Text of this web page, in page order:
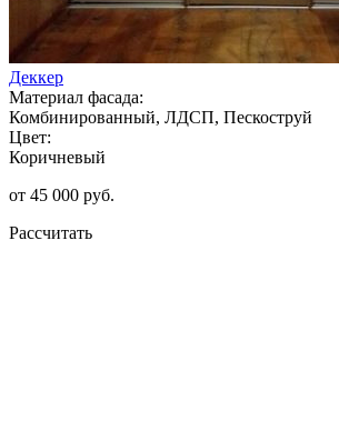
Деккер
Материал фасада:
Комбинированный, ЛДСП, Пескоструй
Цвет:
Коричневый
от 45 000 руб.
Рассчитать